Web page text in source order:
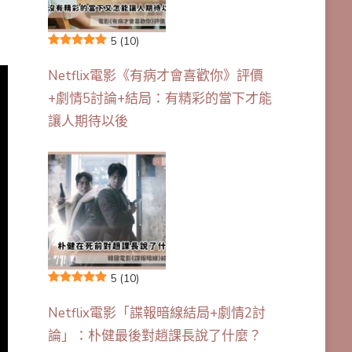
5 (10)
Netflix電影《有病才會喜歡你》評價
+劇情5討論+結局：有精彩的當下才能
讓人期待以後
5 (10)
Netflix電影「諜報暗線結局+劇情2討
論」：朴健最後對趙課長說了什麼？